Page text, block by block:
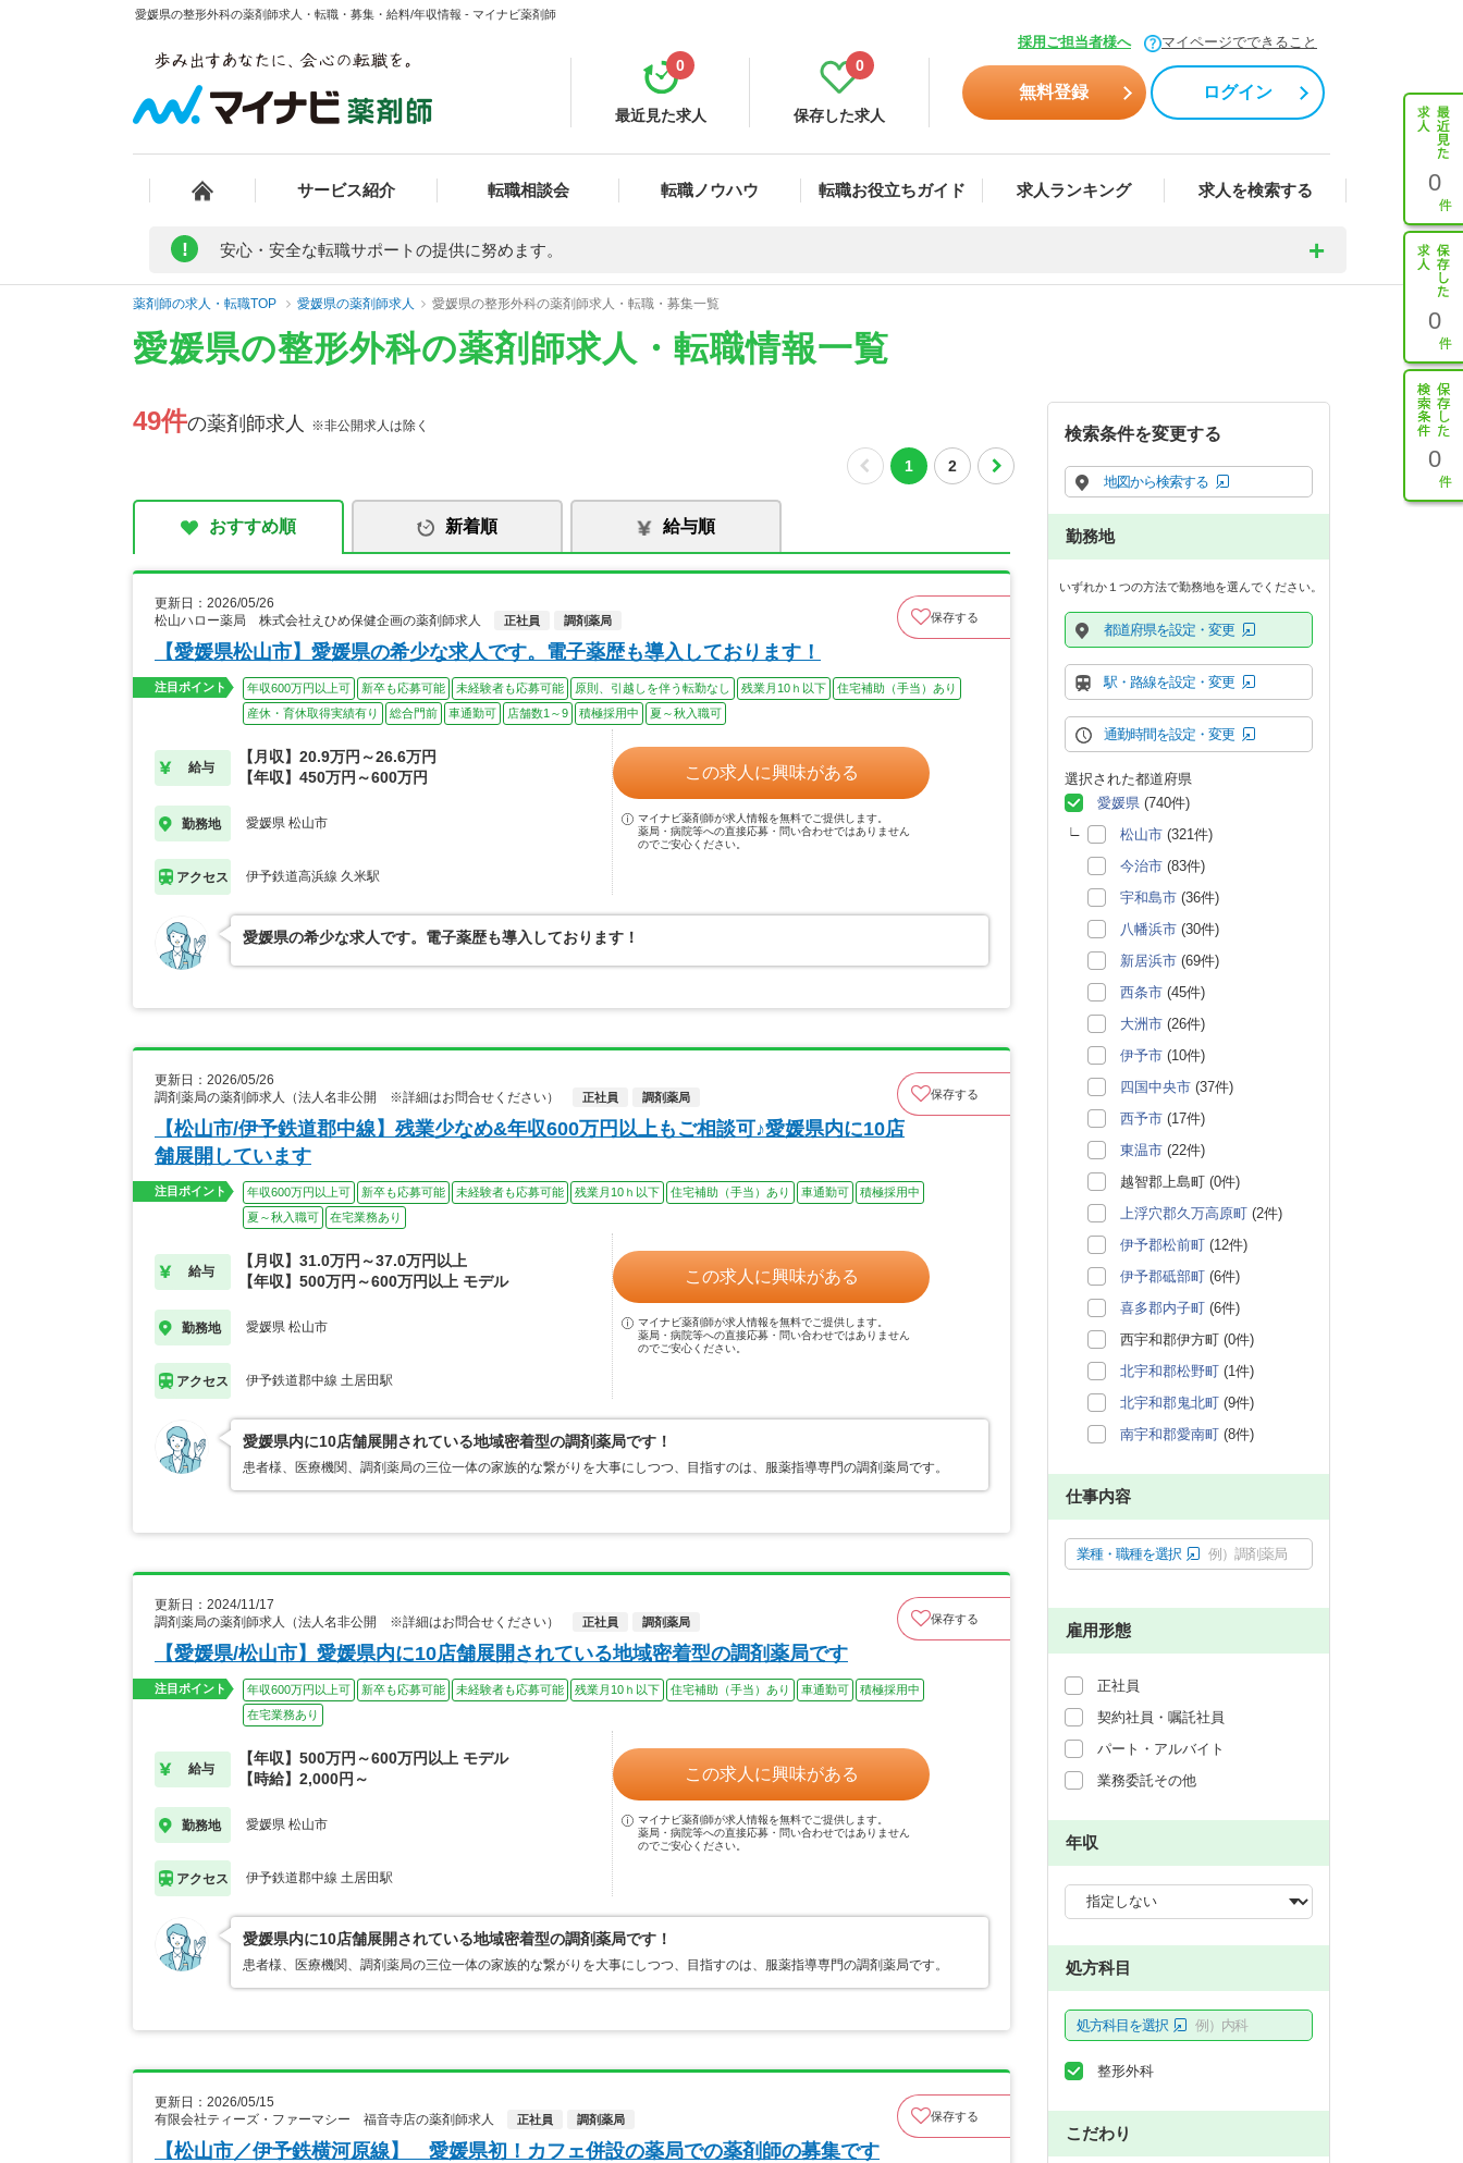
愛媛県の整形外科の薬剤師求人・転職・募集・給料/年収情報 - マイナビ薬剤師
採用ご担当者様へ マイページでできること
最近見た求人
0
保存した求人
0
無料登録 ログイン
サービス紹介 転職相談会 転職ノウハウ 転職お役立ちガイド 求人ランキング 求人を検索する 0
0
0
! 安心・安全な転職サポートの提供に努めます。
薬剤師の求人・転職TOP 愛媛県の薬剤師求人 愛媛県の整形外科の薬剤師求人・転職・募集一覧
愛媛県の整形外科の薬剤師求人・転職情報一覧
49件の薬剤師求人 ※非公開求人は除く
1 2
おすすめ順 新着順 給与順
更新日：2026/05/26
松山ハロー薬局 株式会社えひめ保健企画の薬剤師求人
正社員 調剤薬局 保存する
【愛媛県松山市】愛媛県の希少な求人です。電子薬歴も導入しております！
注目ポイント 年収600万円以上可 新卒も応募可能 未経験者も応募可能 原則、引越しを伴う転勤なし 残業月10ｈ以下
住宅補助（手当）あり
産休・育休取得実績有り
総合門前 車通勤可 店舗数1～9 積極採用中 夏～秋入職可
給与
【月収】20.9万円～26.6万円
【年収】450万円～600万円
勤務地 愛媛県 松山市
アクセス 伊予鉄道高浜線 久米駅
この求人に興味がある
マイナビ薬剤師が求人情報を無料でご提供します。
薬局・病院等への直接応募・問い合わせではありません
のでご安心ください。
愛媛県の希少な求人です。電子薬歴も導入しております！
更新日：2026/05/26
調剤薬局の薬剤師求人（法人名非公開 ※詳細はお問合せください）
正社員 調剤薬局 保存する
【松山市/伊予鉄道郡中線】残業少なめ&年収600万円以上もご相談可♪愛媛県内に10店
舗展開しています
注目ポイント 年収600万円以上可 新卒も応募可能 未経験者も応募可能 残業月10ｈ以下 住宅補助（手当）あり 車通勤可
積極採用中
夏～秋入職可
在宅業務あり
給与
【月収】31.0万円～37.0万円以上
【年収】500万円～600万円以上 モデル
勤務地 愛媛県 松山市
アクセス 伊予鉄道郡中線 土居田駅
この求人に興味がある
マイナビ薬剤師が求人情報を無料でご提供します。
薬局・病院等への直接応募・問い合わせではありません
のでご安心ください。
愛媛県内に10店舗展開されている地域密着型の調剤薬局です！
患者様、医療機関、調剤薬局の三位一体の家族的な繋がりを大事にしつつ、目指すのは、服薬指導専門の調剤薬局です。
更新日：2024/11/17
調剤薬局の薬剤師求人（法人名非公開 ※詳細はお問合せください）
正社員 調剤薬局 保存する
【愛媛県/松山市】愛媛県内に10店舗展開されている地域密着型の調剤薬局です
注目ポイント 年収600万円以上可 新卒も応募可能 未経験者も応募可能 残業月10ｈ以下 住宅補助（手当）あり 車通勤可
積極採用中
在宅業務あり
給与
【年収】500万円～600万円以上 モデル
【時給】2,000円～
勤務地 愛媛県 松山市
アクセス 伊予鉄道郡中線 土居田駅
この求人に興味がある
マイナビ薬剤師が求人情報を無料でご提供します。
薬局・病院等への直接応募・問い合わせではありません
のでご安心ください。
愛媛県内に10店舗展開されている地域密着型の調剤薬局です！
患者様、医療機関、調剤薬局の三位一体の家族的な繋がりを大事にしつつ、目指すのは、服薬指導専門の調剤薬局です。
更新日：2026/05/15
有限会社ティーズ・ファーマシー 福音寺店の薬剤師求人
正社員 調剤薬局 保存する
【松山市／伊予鉄横河原線】 愛媛県初！カフェ併設の薬局での薬剤師の募集です
検索条件を変更する
地図から検索する
勤務地
いずれか１つの方法で勤務地を選んでください。
都道府県を設定・変更
駅・路線を設定・変更
通勤時間を設定・変更
選択された都道府県
愛媛県 (740件)
松山市 (321件)
今治市 (83件)
宇和島市 (36件)
八幡浜市 (30件)
新居浜市 (69件)
西条市 (45件)
大洲市 (26件)
伊予市 (10件)
四国中央市 (37件)
西予市 (17件)
東温市 (22件)
越智郡上島町 (0件)
上浮穴郡久万高原町 (2件)
伊予郡松前町 (12件)
伊予郡砥部町 (6件)
喜多郡内子町 (6件)
西宇和郡伊方町 (0件)
北宇和郡松野町 (1件)
北宇和郡鬼北町 (9件)
南宇和郡愛南町 (8件)
仕事内容
業種・職種を選択 例）調剤薬局
雇用形態
正社員
契約社員・嘱託社員
パート・アルバイト
業務委託その他
年収
処方科目
処方科目を選択 例）内科
整形外科
こだわり